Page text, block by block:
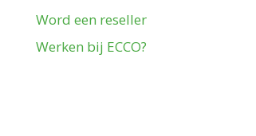
Word een reseller
Werken bij ECCO?